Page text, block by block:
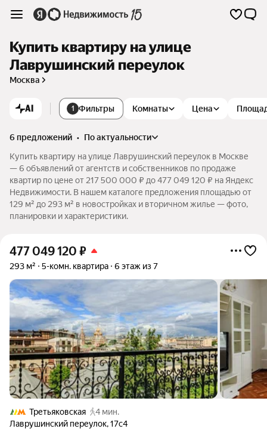
Купить квартиру на улице
Лаврушинский переулок
Москва
AI 1 Фильтры Комнаты Цена
6 предложений •
по актуальности
Купить квартиру на улице Лаврушинский переулок в Москве
— 6 объявлений от агентств и собственников по продаже
квартир по цене от 217 500 000 ₽ до 477 049 120 ₽ на Яндекс
Недвижимости. В нашем каталоге предложения площадью от
129 м² до 293 м² в новостройках и вторичном жилье — фото,
планировки и характеристики.
477 049 120 ₽
293 м² 5-комн. квартира 6 этаж из 7
Третьяковская
4 мин.
Лаврушинский переулок,17с4